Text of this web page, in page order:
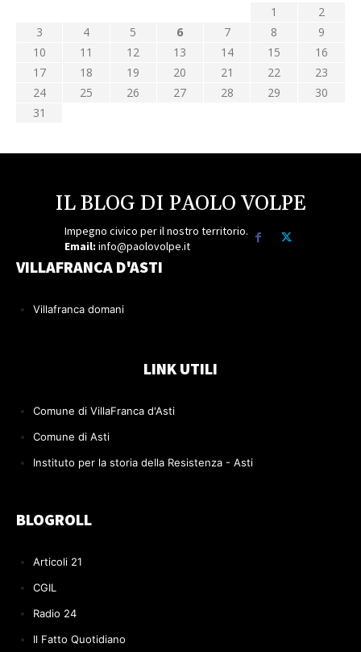
1
2
3
4 5 6 7 8
9
10
11 12 13 14 15
16
17
18 19 20 21 22
23
24
25 26 27 28 29
30
31
IL BLOG DI PAOLO VOLPE
Impegno civico per il nostro territorio.
Email: info@paolovolpe.it
VILLAFRANCA D'ASTI
Villafranca domani
LINK UTILI
Comune di VillaFranca d'Asti
Comune di Asti
Instituto per la storia della Resistenza - Asti
BLOGROLL
Articoli 21
CGIL
Radio 24
Il Fatto Quotidiano